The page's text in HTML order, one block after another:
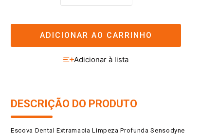
ADICIONAR AO CARRINHO
DESCRIÇÃO DO PRODUTO
Escova Dental Extramacia Limpeza Profunda Sensodyne